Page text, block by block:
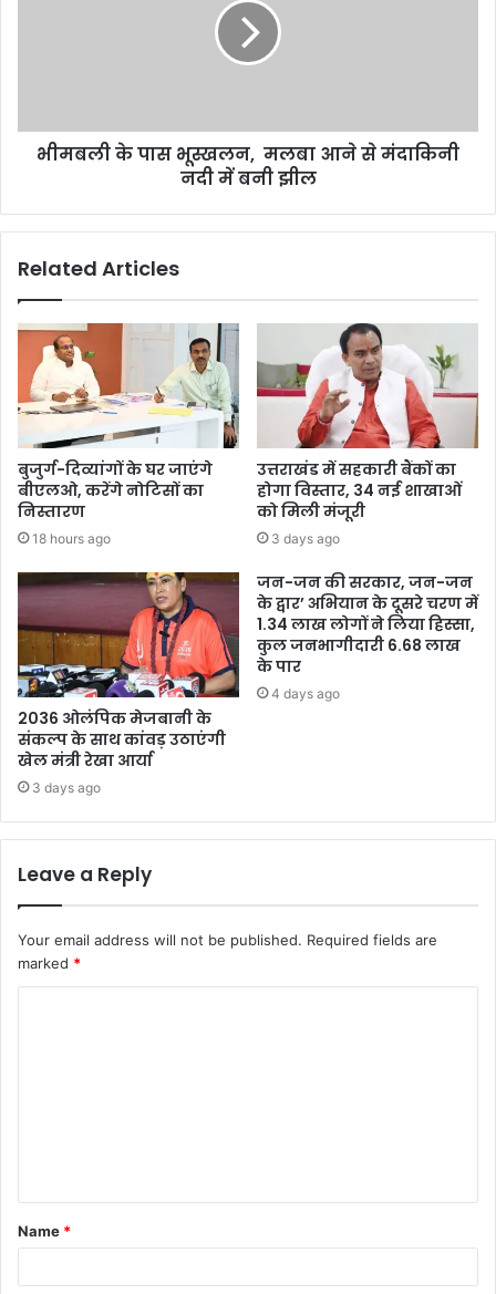
भीमबली के पास भूस्खलन, मलबा आने से मंदाकिनी
नदी में बनी झील
Related Articles
बुजुर्ग-दिव्यांगों के घर जाएंगे
बीएलओ, करेंगे नोटिसों का
निस्तारण
18 hours ago
उत्तराखंड में सहकारी बैंकों का
होगा विस्तार, 34 नई शाखाओं
को मिली मंजूरी
3 days ago
2036 ओलंपिक मेजबानी के
संकल्प के साथ कांवड़ उठाएंगी
खेल मंत्री रेखा आर्या
3 days ago
जन-जन की सरकार, जन-जन
के द्वार’ अभियान के दूसरे चरण में
1.34 लाख लोगों ने लिया हिस्सा,
कुल जनभागीदारी 6.68 लाख
के पार
4 days ago
Leave a Reply
Your email address will not be published. Required fields are
marked *
t
*
Name *